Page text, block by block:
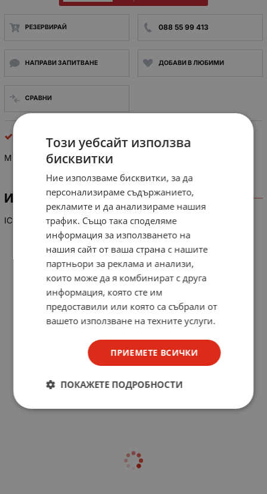
РЕЗЕРВИРАЙ 088 55 99 413
НАПРАВИ ЗАПИТВАНЕ ДОБАВИ В ЛЮБИМИ
СРАВНИ
интегрални схеми
M 50436-560 SP
ИНФОРМАЦИЯ
IC
Този уебсайт използва
бисквитки
Ние използваме бисквитки, за да
персонализираме съдържанието,
рекламите и да анализираме нашия
трафик. Също така споделяме
информация за използването на
нашия сайт от ваша страна с нашите
партньори за реклама и анализи,
които може да я комбинират с друга
информация, която сте им
предоставили или която са събрали от
вашето използване на техните услуги.
ПРИЕМЕТЕ ВСИЧКИ
ПОКАЖЕТЕ ПОДРОБНОСТИ